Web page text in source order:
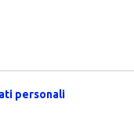
personali